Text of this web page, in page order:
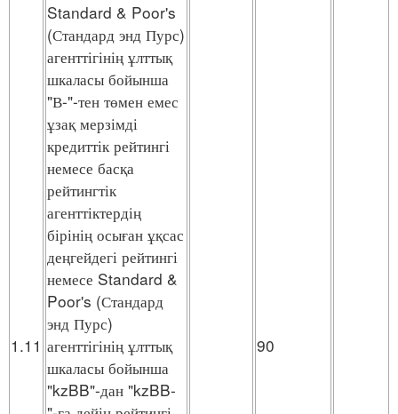
1.11
Standard & Poor's
(Стандард энд Пурс)
агенттігінің ұлттық
шкаласы бойынша
"В-"-тен төмен емес
ұзақ мерзімді
кредиттік рейтингі
немесе басқа
рейтингтік
агенттіктердің
бірінің осыған ұқсас
деңгейдегі рейтингі
немесе Standard &
Poor's (Стандард
энд Пурс)
агенттігінің ұлттық
шкаласы бойынша
"kzBB"-дан "kzBB-
90